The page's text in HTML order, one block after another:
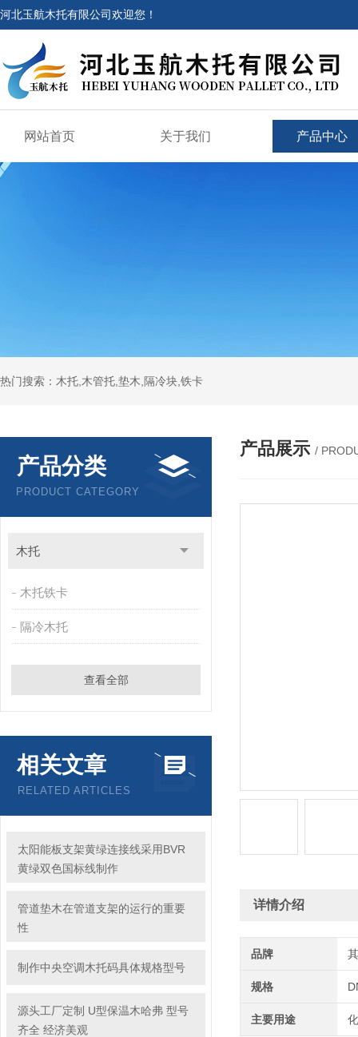
河北玉航木托有限公司欢迎您！
网站首页 关于我们 产品中心
热门搜索：木托,木管托,垫木,隔冷块,铁卡
产品分类
PRODUCT CATEGORY
木托
木托铁卡
隔冷木托
查看全部
相关文章
RELATED ARTICLES
太阳能板支架黄绿连接线采用BVR
黄绿双色国标线制作
管道垫木在管道支架的运行的重要
性
制作中央空调木托码具体规格型号
源头工厂定制 U型保温木哈弗 型号
齐全 经济美观
产品展示 /
详情介绍
品牌
规格
主要用途